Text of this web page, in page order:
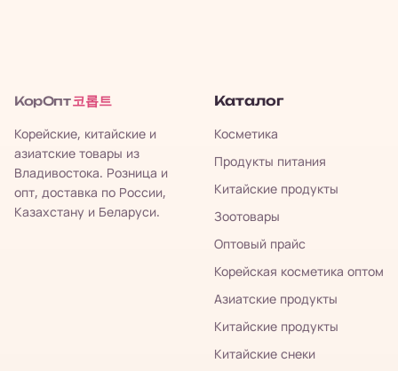
КорОпт 코롭트
Корейские, китайские и
азиатские товары из
Владивостока. Розница и
опт, доставка по России,
Казахстану и Беларуси.
Каталог
Косметика
Продукты питания
Китайские продукты
Зоотовары
Оптовый прайс
Корейская косметика оптом
Азиатские продукты
Китайские продукты
Китайские снеки